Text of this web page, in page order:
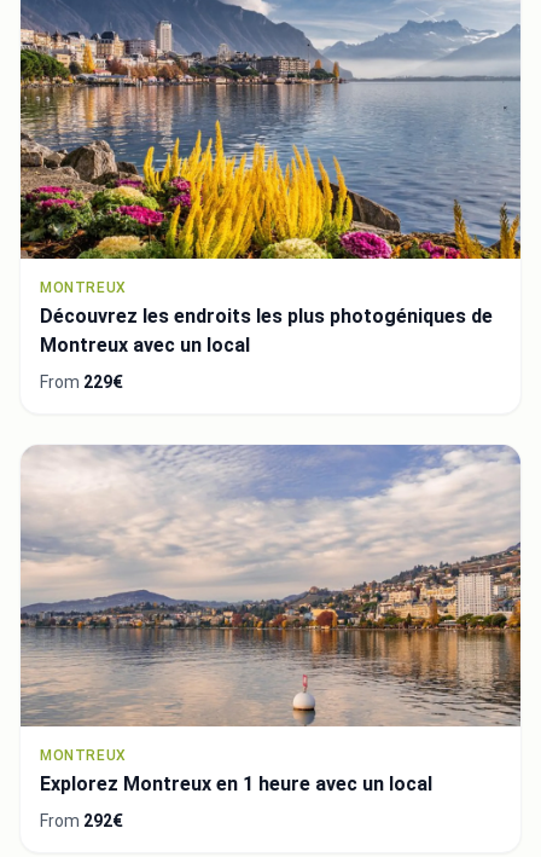
MONTREUX
Découvrez les endroits les plus photogéniques de
Montreux avec un local
From 229€
MONTREUX
Explorez Montreux en 1 heure avec un local
From 292€